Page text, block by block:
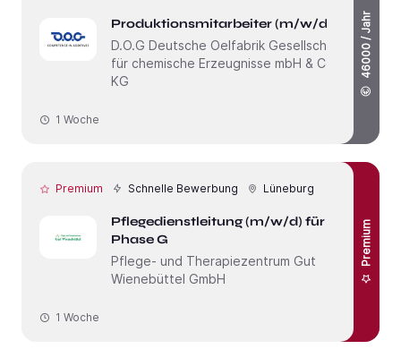
Produktionsmitarbeiter (m/w/d)
D.O.G Deutsche Oelfabrik Gesellschaft
für chemische Erzeugnisse mbH & Co.
KG
46000 / Jahr
1 Woche
Premium Schnelle Bewerbung Lüneburg
Pflegedienstleitung (m/w/d) für die
Phase G
Pflege- und Therapiezentrum Gut
Wienebüttel GmbH
Premium
1 Woche